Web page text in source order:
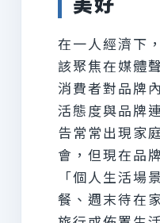
在一人經濟下
該聚焦在媒體
消費者對品牌
活態度與品牌
告常常出現家
會，但現在品
「個人生活場
餐、週末待在